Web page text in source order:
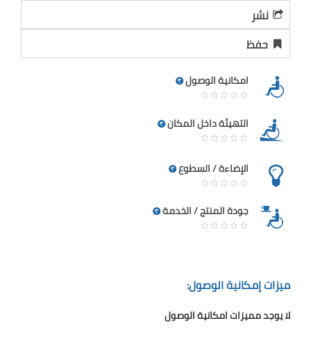
نشر
حفظ
امكانية الوصول
التهيئة داخل المكان
الإضاءة / السطوع
جودة المنتج / الخدمة
ميزات إمكانية الوصول:
لا يوجد مميزات امكانية الوصول